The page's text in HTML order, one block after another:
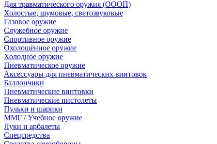
Для травматического оружия (ОООП)
Холостые, шумовые, светозвуковые
Газовое оружие
Служебное оружие
Спортивное оружие
Охолощённое оружие
Холодное оружие
Пневматическое оружие
Аксессуары для пневматических винтовок
Баллончики
Пневматические винтовки
Пневматические пистолеты
Пульки и шарики
ММГ / Учебное оружие
Луки и арбалеты
Спецсредства